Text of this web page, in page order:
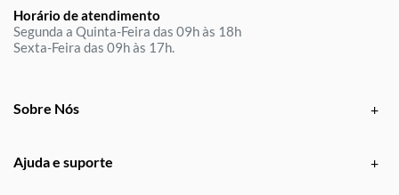
Horário de atendimento
Segunda a Quinta-Feira das 09h às 18h
Sexta-Feira das 09h às 17h.
Sobre Nós
Ajuda e suporte